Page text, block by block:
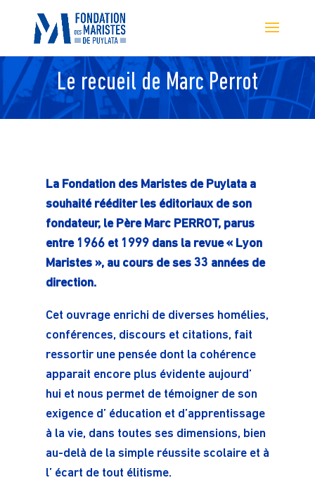
Le recueil de Marc Perrot
La Fondation des Maristes de Puylata a
souhaité rééditer les éditoriaux de son
fondateur, le Père Marc PERROT, parus
entre 1966 et 1999 dans la revue « Lyon
Maristes », au cours de ses 33 années de
direction.
Cet ouvrage enrichi de diverses homélies,
conférences, discours et citations, fait
ressortir une pensée dont la cohérence
apparait encore plus évidente aujourd’
hui et nous permet de témoigner de son
exigence d’ éducation et d’apprentissage
à la vie, dans toutes ses dimensions, bien
au-delà de la simple réussite scolaire et à
l’ écart de tout élitisme.